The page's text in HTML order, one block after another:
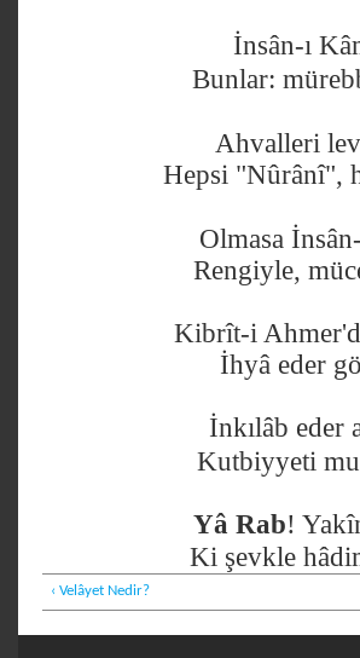
İnsân-ı
Bunlar:
Ahvalleri
Hepsi "Nûrânî",
Olmasa
Rengiyle,
Kibrît-i
İhyâ eder
İnkılâb eder
Kutbiyyeti
Yâ Rab!
Ki şevkle
‹ Velâyet Nedir?